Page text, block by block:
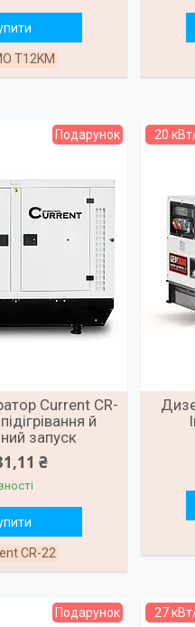
T12KM
Подарунок
Current CR-
й
запуск
₴
CR-22
20
Подарунок 27